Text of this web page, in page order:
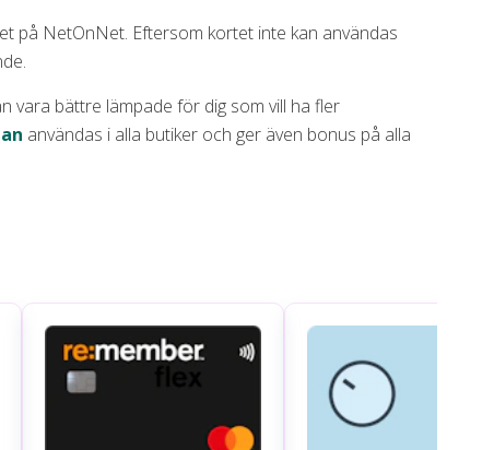
på NetOnNet. Eftersom kortet inte kan användas
vara bättre lämpade för dig som vill ha fler
användas i alla butiker och ger även bonus på alla